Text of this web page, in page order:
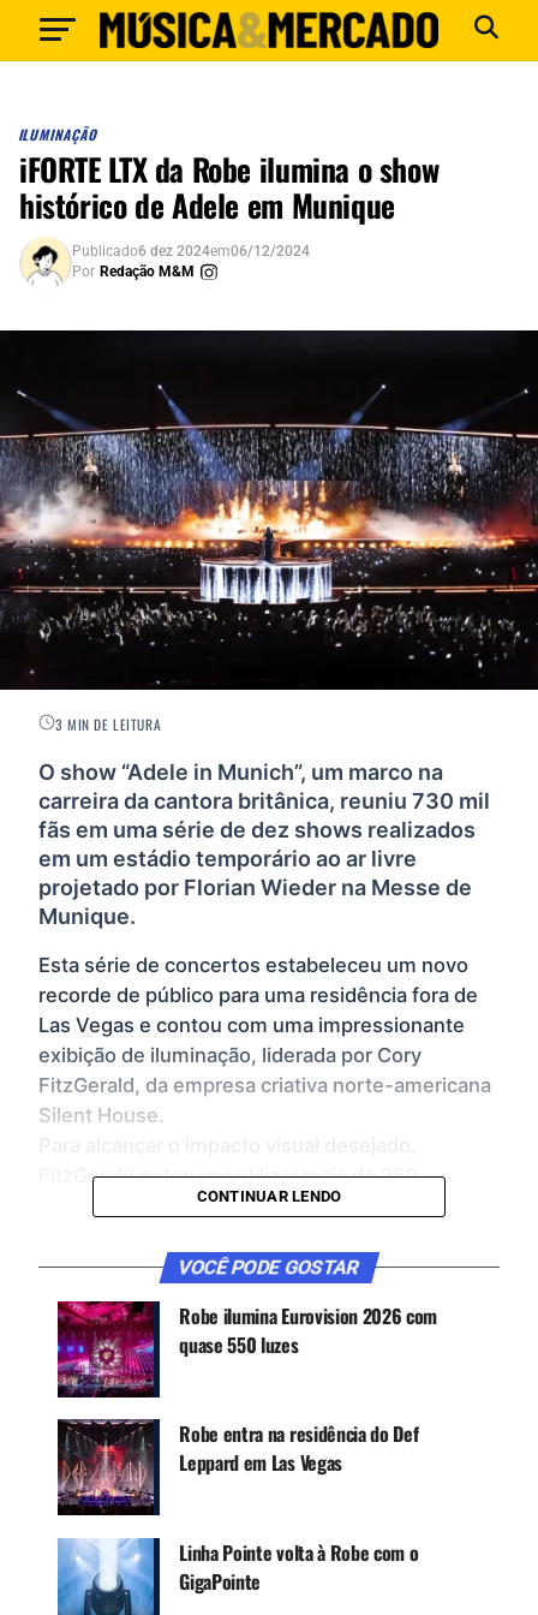
ILUMINAÇÃO
iFORTE LTX da Robe ilumina o show
histórico de Adele em Munique
Publicado6 dez 2024em06/12/2024
Por Redação M&M
3 MIN DE LEITURA
O show “Adele in Munich”, um marco na
carreira da cantora britânica, reuniu 730 mil
fãs em uma série de dez shows realizados
em um estádio temporário ao ar livre
projetado por Florian Wieder na Messe de
Munique.
Esta série de concertos estabeleceu um novo
recorde de público para uma residência fora de
Las Vegas e contou com uma impressionante
exibição de iluminação, liderada por Cory
FitzGerald, da empresa criativa norte-americana
Silent House.
FitzGerald optou por utilizar mais de 250
Robe, sendo 223 x iFORTE LTX e 36
destacar a cantora e sua banda no palco. Além
disso, o projeto de iluminação incluiu 13 Robe
iBOLTS, que adicionaram um toque dramático às
cenas no enorme espaço de 220 metros de
largura, onde a tela curva de LED se estendia
como um pergaminho gigantesco.
CONTINUAR LENDO
VOCÊ PODE GOSTAR
Robe ilumina Eurovision 2026 com
quase 550 luzes
Robe entra na residência do Def
Leppard em Las Vegas
Linha Pointe volta à Robe com o
GigaPointe